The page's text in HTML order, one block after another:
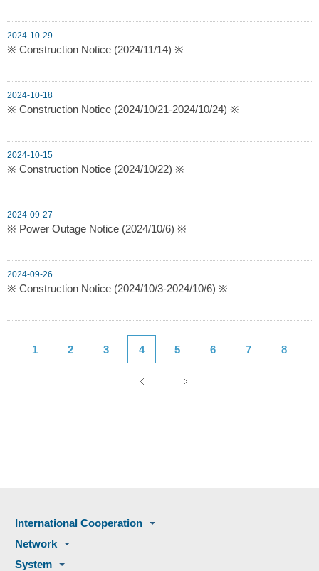
2024-10-29
※ Construction Notice (2024/11/14) ※
2024-10-18
※ Construction Notice (2024/10/21-2024/10/24) ※
2024-10-15
※ Construction Notice (2024/10/22) ※
2024-09-27
※ Power Outage Notice (2024/10/6) ※
2024-09-26
※ Construction Notice (2024/10/3-2024/10/6) ※
1 2 3 4 5 6 7 8
International Cooperation
Network
System